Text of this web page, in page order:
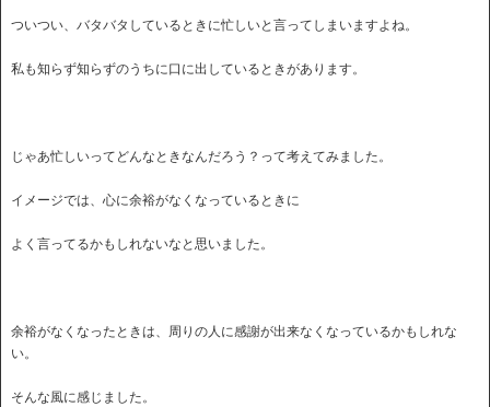
ついつい、バタバタしているときに忙しいと言ってしまいますよね。
私も知らず知らずのうちに口に出しているときがあります。
じゃあ忙しいってどんなときなんだろう？って考えてみました。
イメージでは、心に余裕がなくなっているときに
よく言ってるかもしれないなと思いました。
余裕がなくなったときは、周りの人に感謝が出来なくなっているかもしれな
い。
そんな風に感じました。